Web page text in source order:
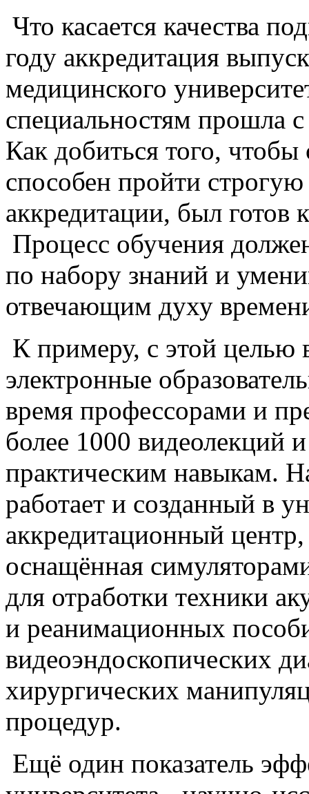
Что касается качества
году аккредитация
медицинского
специальностям прошла
Как добиться того, чтобы
способен пройти
аккредитации, был готов
Процесс обучения
по набору знаний и
отвечающим духу
К примеру, с этой
электронные
время профессорами и
более 1000 видеолекций
практическим навыкам.
работает и созданный в
аккредитационный
оснащённая
для отработки техники
и реанимационных
видеоэндоскопических
хирургических
процедур.
Ещё один показатель